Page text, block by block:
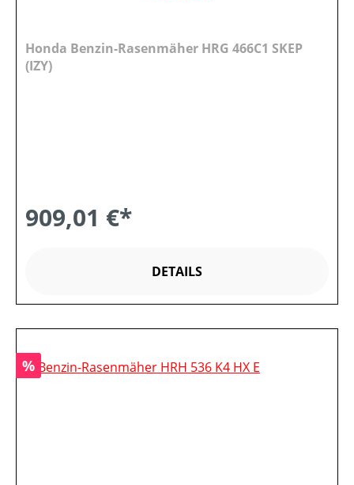
Honda Benzin-Rasenmäher HRG 466C1 SKEP
(IZY)
909,01 €*
DETAILS
Rabatt
%